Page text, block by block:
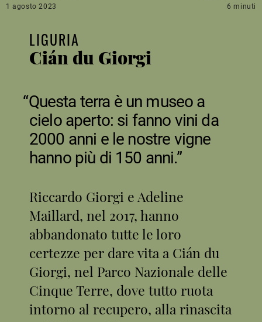
1 agosto 2023
LIGURIA
Cián du Giorgi
6 minuti
Questa terra è un museo a
cielo aperto: si fanno vini da
2000 anni e le nostre vigne
hanno più di 150 anni.
Riccardo Giorgi e Adeline
Maillard, nel 2017, hanno
abbandonato tutte le loro
certezze per dare vita a Cián du
Giorgi, nel Parco Nazionale delle
Cinque Terre, dove tutto ruota
intorno al recupero, alla rinascita